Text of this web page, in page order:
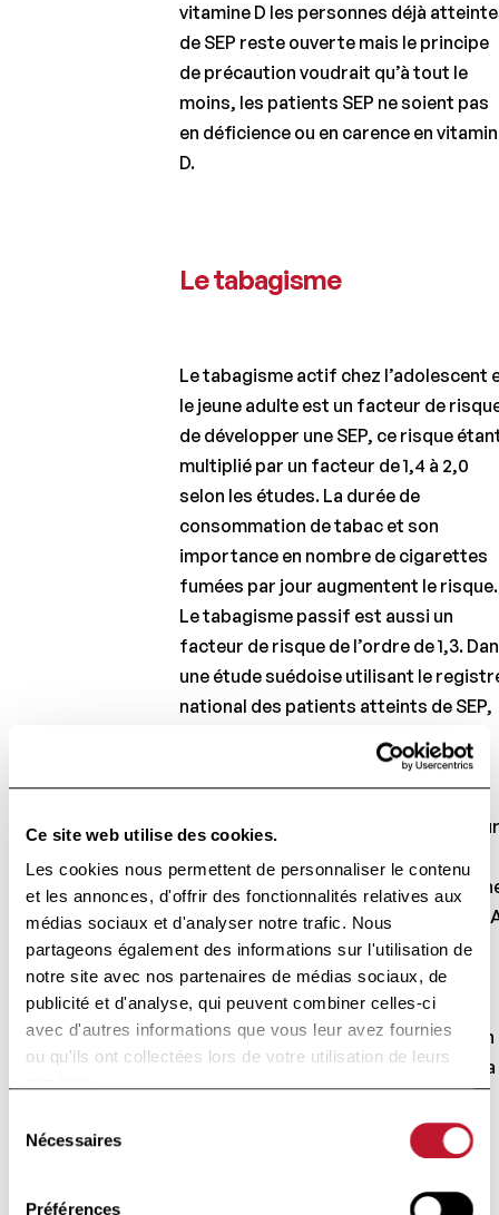
Ce site web utilise des cookies.
Les cookies nous permettent de personnaliser le contenu
et les annonces, d'offrir des fonctionnalités relatives aux
médias sociaux et d'analyser notre trafic. Nous
partageons également des informations sur l'utilisation de
notre site avec nos partenaires de médias sociaux, de
publicité et d'analyse, qui peuvent combiner celles-ci
avec d'autres informations que vous leur avez fournies
ou qu'ils ont collectées lors de votre utilisation de leurs
Nécessaires
Préférences
vitamine D les personnes déjà
de SEP reste ouverte mais le principe
de précaution voudrait qu’à tout le
moins, les patients SEP ne soient pas
en déficience ou en carence en
D.
Le tabagisme
Le tabagisme actif chez l’adolescent
le jeune adulte est un facteur de
de développer une SEP, ce risque
multiplié par un facteur de 1,4 à 2,0
selon les études. La durée de
consommation de tabac et son
importance en nombre de cigarettes
fumées par jour augmentent le risque.
Le tabagisme passif est aussi un
facteur de risque de l’ordre de 1,3.
une étude suédoise utilisant le
national des patients atteints de SEP,
représentation des fumeurs chez les
patients SEP par rapport au groupe
contrôle, de l’ordre de 20%. Cette
patients HLA-DRB1*15 positifs et qui
possèdent pas le gène protecteur
A*02. Ceci démontre une interaction
entre les facteurs génétiques et les
facteurs d’environnement. La lutte
contre le tabagisme des jeunes est un
facteur important de prévention de la
maladie.
Chez les patients SEP qui continuent
de fumer, on a pu montrer qu’une